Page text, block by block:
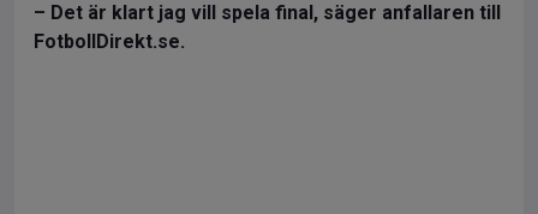
– Det är klart jag vill spela final, säger anfallaren till
FotbollDirekt.se.